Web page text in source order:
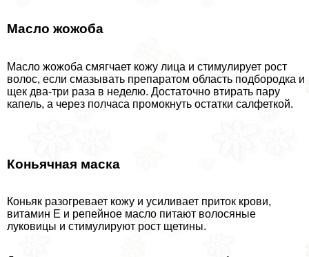
Масло жожоба
Масло жожоба смягчает кожу лица и стимулирует рост
волос, если смазывать препаратом область подбородка и
щек два-три раза в неделю. Достаточно втирать пару
капель, а через полчаса промокнуть остатки салфеткой.
Коньячная маска
Коньяк разогревает кожу и усиливает приток крови,
витамин Е и репейное масло питают волосяные
луковицы и стимулируют рост щетины.